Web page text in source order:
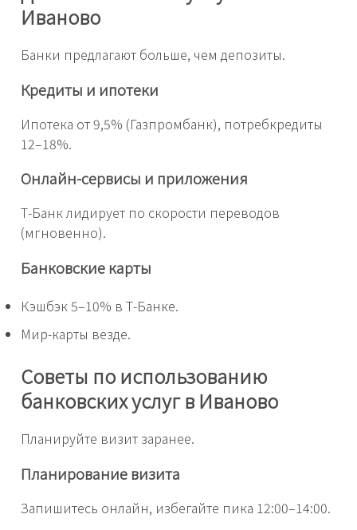
Иваново
Банки предлагают больше, чем депозиты.
Кредиты и ипотеки
Ипотека от 9,5% (Газпромбанк), потребкредиты
12–18%.
Онлайн-сервисы и приложения
Т-Банк лидирует по скорости переводов
(мгновенно).
Банковские карты
Кэшбэк 5–10% в Т-Банке.
Мир-карты везде.
Советы по использованию
банковских услуг в Иваново
Планируйте визит заранее.
Планирование визита
Запишитесь онлайн, избегайте пика 12:00–14:00.